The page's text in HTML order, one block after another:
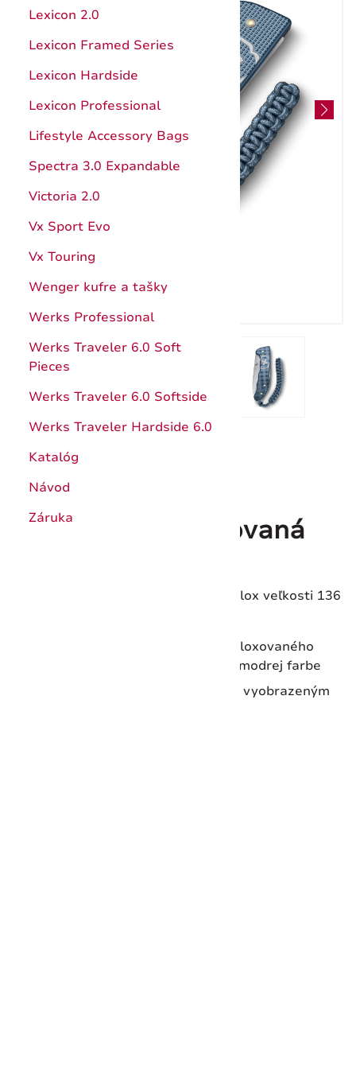
Hunter Pro
Štepárske a záhradnícke nože
Nože s pevnou čepeľou
Puzdrá
Príslušenstvo a doplnky
Katalóg
Záruka
Kuchynské pomôcky
Ocieľky, brúsenie
Katalóg
Návody
Záruka
Lexicon 2.0
Lexicon Framed Series
Lexicon Hardside
Lexicon Professional
Lifestyle Accessory Bags
Spectra 3.0 Expandable
Victoria 2.0
Vx Sport Evo
Vx Touring
Wenger kufre a tašky
Werks Professional
Werks Traveler 6.0 Soft
Pieces
Werks Traveler 6.0 Softside
Werks Traveler Hardside 6.0
Katalóg
Návod
Záruka
Evoke Alox Limitovaná
Vreckový nôž z Limitovanej edície Alox veľkosti 136
Zberateľský nôž s črienkami z aloxovaného
hliníku v exkluzívnej ľadovcovo-modrej farbe
Limitovaná edícia s rokom 2026 vyobrazeným